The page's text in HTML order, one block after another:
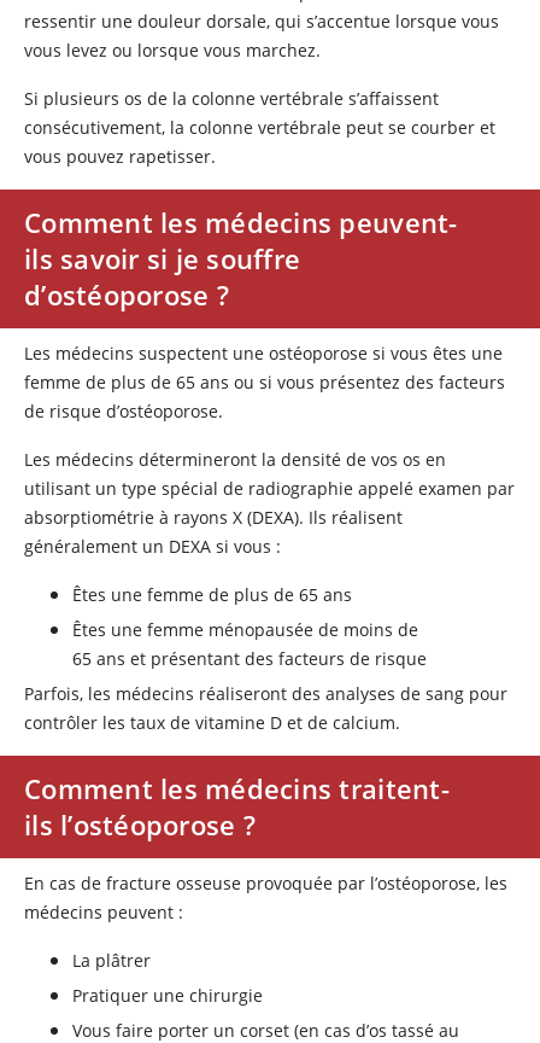
ressentir une douleur dorsale, qui s’accentue lorsque vous
vous levez ou lorsque vous marchez.
Si plusieurs os de la colonne vertébrale s’affaissent
consécutivement, la colonne vertébrale peut se courber et
vous pouvez rapetisser.
Comment les médecins peuvent-
ils savoir si je souffre
d’ostéoporose ?
Les médecins suspectent une ostéoporose si vous êtes une
femme de plus de 65 ans ou si vous présentez des facteurs
de risque d’ostéoporose.
Les médecins détermineront la densité de vos os en
utilisant un type spécial de radiographie appelé examen par
absorptiométrie à rayons X (DEXA). Ils réalisent
généralement un DEXA si vous :
Êtes une femme de plus de 65 ans
Êtes une femme ménopausée de moins de
65 ans et présentant des facteurs de risque
Parfois, les médecins réaliseront des analyses de sang pour
contrôler les taux de vitamine D et de calcium.
Comment les médecins traitent-
ils l’ostéoporose ?
En cas de fracture osseuse provoquée par l’ostéoporose, les
médecins peuvent :
La plâtrer
Pratiquer une chirurgie
Vous faire porter un corset (en cas d’os tassé au